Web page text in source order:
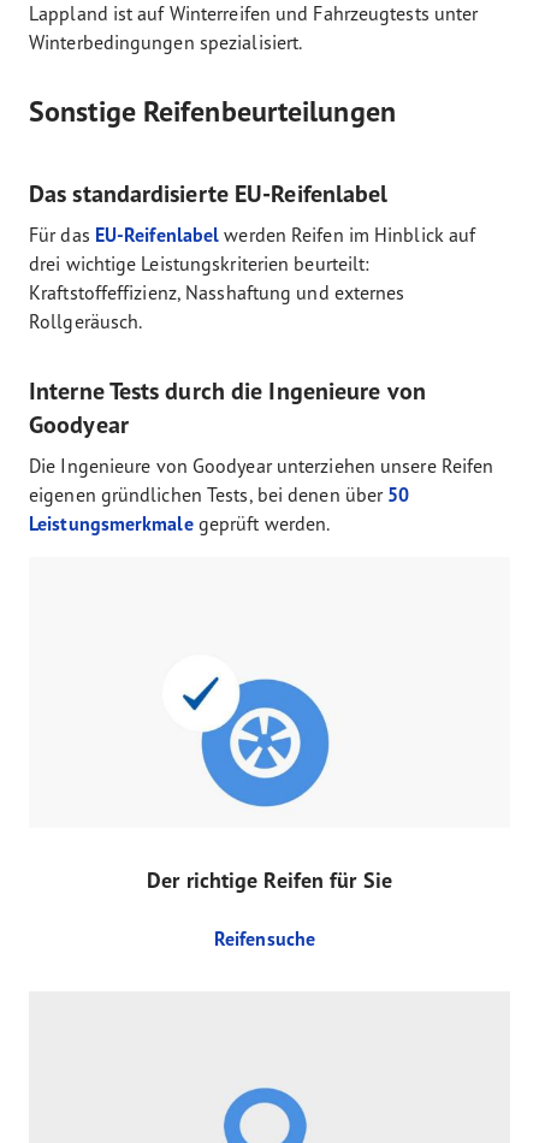
Lappland ist auf Winterreifen und Fahrzeugtests unter
Winterbedingungen spezialisiert.
Sonstige Reifenbeurteilungen
Das standardisierte EU-Reifenlabel
Für das EU-Reifenlabel werden Reifen im Hinblick auf
drei wichtige Leistungskriterien beurteilt:
Kraftstoffeffizienz, Nasshaftung und externes
Rollgeräusch.
Interne Tests durch die Ingenieure von
Goodyear
Die Ingenieure von Goodyear unterziehen unsere Reifen
eigenen gründlichen Tests, bei denen über 50
Leistungsmerkmalegeprüft werden.
Der richtige Reifen für Sie
Reifensuche